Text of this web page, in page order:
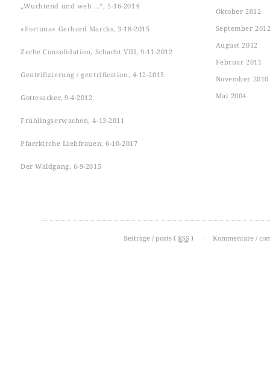
„Wuchtend und weh …“, 5-16-2014
»Fortuna« Gerhard Marcks, 3-18-2015
Zeche Consolidation, Schacht VIII, 9-11-2012
Gentrifizierung / gentrification, 4-12-2015
Gottesacker, 9-4-2012
Frühlingserwachen, 4-13-2011
Pfarrkirche Liebfrauen, 6-10-2017
Der Waldgang, 6-9-2015
Oktober 2012
September
August 2012
Februar 2011
November 2010
Mai 2004
Beiträge / posts ( RSS ) Kommentare /